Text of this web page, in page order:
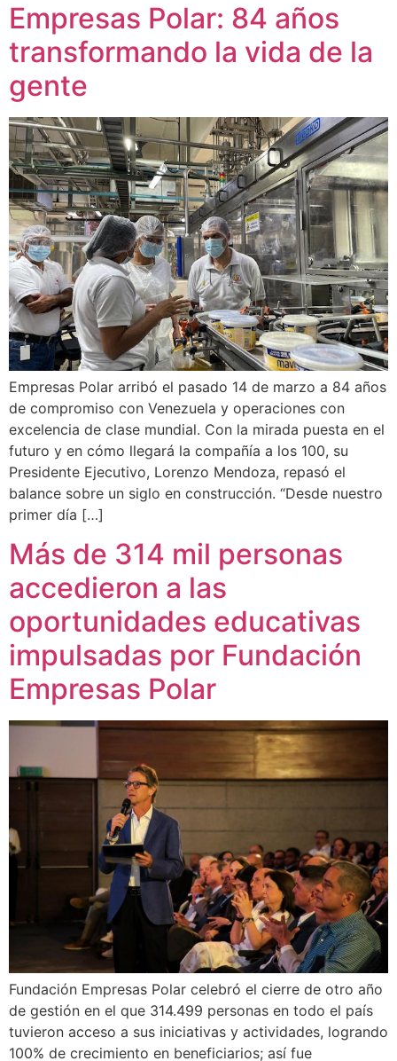
Empresas Polar: 84 años
transformando la vida de la
gente
Empresas Polar arribó el pasado 14 de marzo a 84 años
de compromiso con Venezuela y operaciones con
excelencia de clase mundial. Con la mirada puesta en el
futuro y en cómo llegará la compañía a los 100, su
Presidente Ejecutivo, Lorenzo Mendoza, repasó el
balance sobre un siglo en construcción. “Desde nuestro
primer día […]
Más de 314 mil personas
accedieron a las
oportunidades educativas
impulsadas por Fundación
Empresas Polar
Fundación Empresas Polar celebró el cierre de otro año
de gestión en el que 314.499 personas en todo el país
tuvieron acceso a sus iniciativas y actividades, logrando
100% de crecimiento en beneficiarios; así fue